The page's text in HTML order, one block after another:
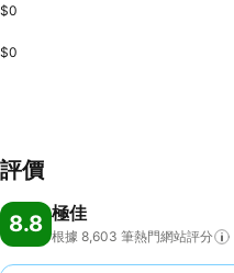
$0
$0
評價
8.8 極佳
根據 8,603 筆熱門網站評分